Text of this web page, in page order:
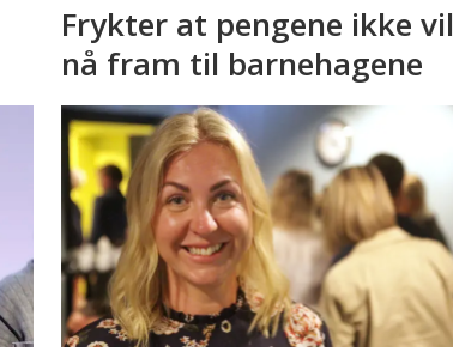
Frykter at pengene ikke vil
nå fram til barnehagene